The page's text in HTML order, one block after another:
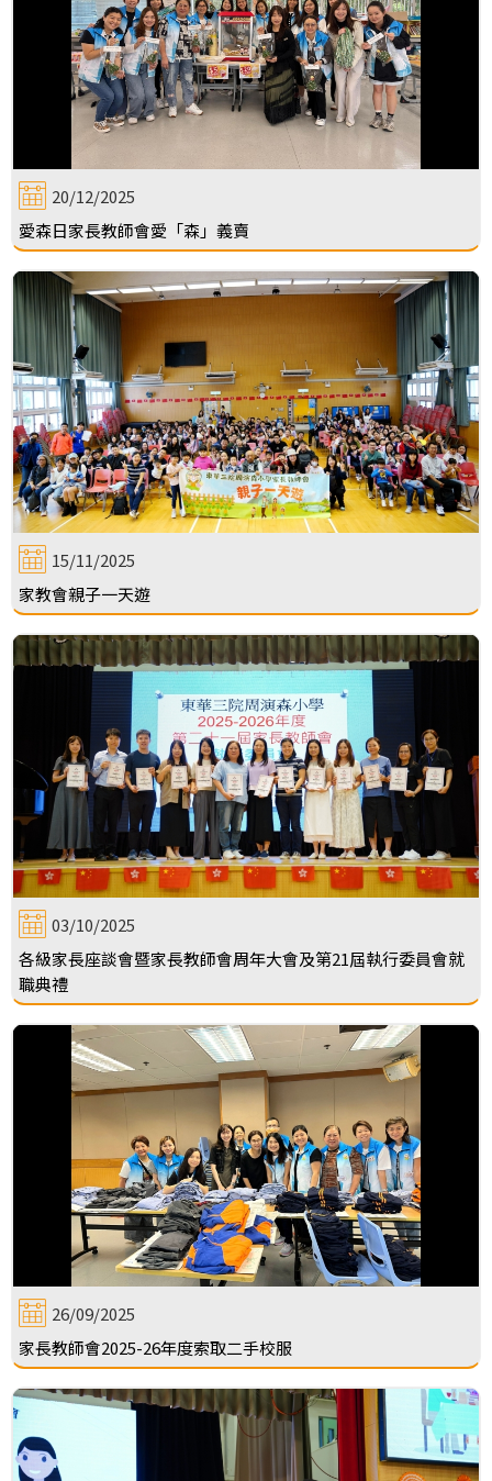
20/12/2025
愛森日家長教師會愛「森」義賣
15/11/2025
家教會親子一天遊
03/10/2025
各級家長座談會暨家長教師會周年大會及第21屆執行委員會就
職典禮
26/09/2025
家長教師會2025-26年度索取二手校服